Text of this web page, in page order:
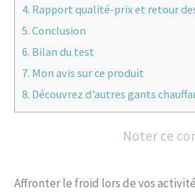
4. Rapport qualité-prix et retour
5. Conclusion
6. Bilan du test
7. Mon avis sur ce produit
8. Découvrez d’autres gants
Noter ce
Affronter le froid lors de vos